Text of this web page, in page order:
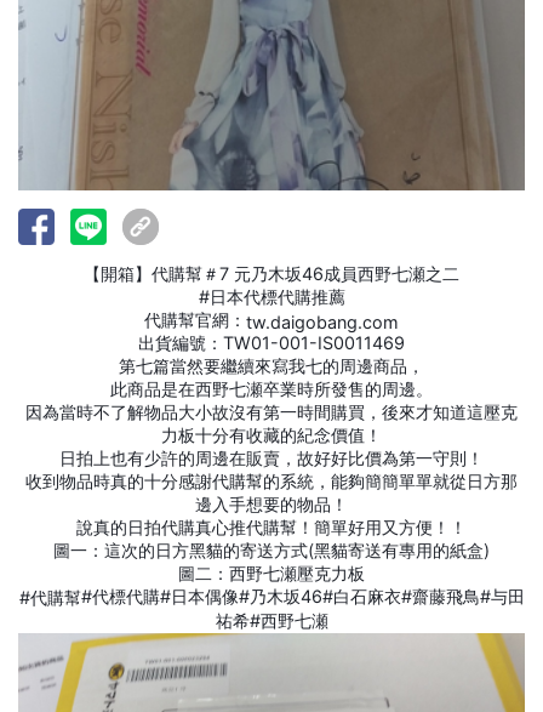
【開箱】代購幫＃7 元乃木坂46成員西野七瀬之二
#日本代標代購推薦
代購幫官網： tw.daigobang.com
出貨編號：TW01-001-IS0011469
第七篇當然要繼續來寫我七的周邊商品，
此商品是在西野七瀬卒業時所發售的周邊。
因為當時不了解物品大小故沒有第一時間購買，後來才知道這壓克
力板十分有收藏的紀念價值！
日拍上也有少許的周邊在販賣，故好好比價為第一守則！
收到物品時真的十分感謝代購幫的系統，能夠簡簡單單就從日方那
邊入手想要的物品！
說真的日拍代購真心推代購幫！簡單好用又方便！！
圖一：這次的日方黑貓的寄送方式(黑貓寄送有專用的紙盒)
圖二：西野七瀬壓克力板
#代購幫#代標代購#日本偶像#乃木坂46#白石麻衣#齋藤飛鳥#与田
祐希#西野七瀬